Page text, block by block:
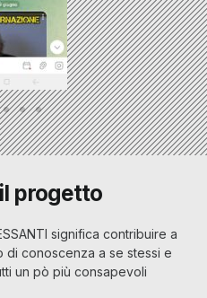
progetto
significa contribuire a
di conoscenza a se stessi e
un pò più consapevoli